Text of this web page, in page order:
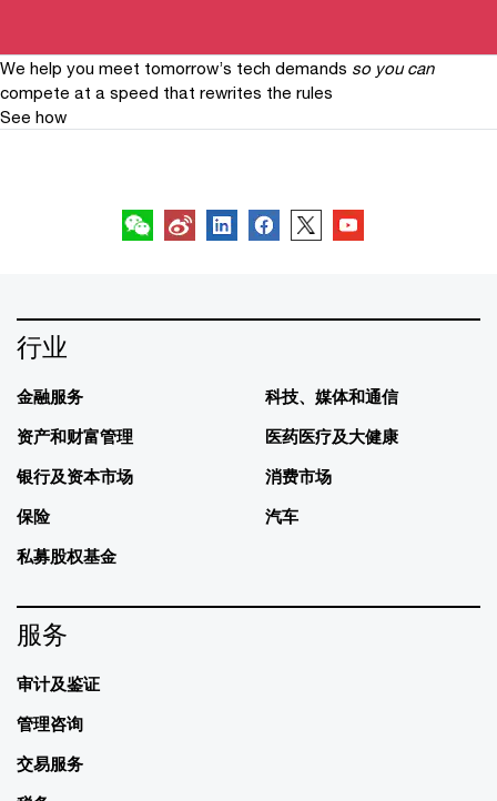
We help you meet tomorrow’s tech demands so you can
compete at a speed that rewrites the rules
See how
行业
金融服务
资产和财富管理
银行及资本市场
保险
私募股权基金
科技、媒体和通信
医药医疗及大健康
消费市场
汽车
服务
审计及鉴证
管理咨询
交易服务